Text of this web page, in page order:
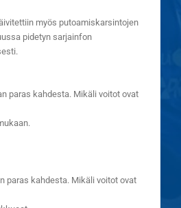
myös putoamiskarsintojen
pidetyn sarjainfon
paras kahdesta. Mikäli voitot ovat
paras kahdesta. Mikäli voitot ovat